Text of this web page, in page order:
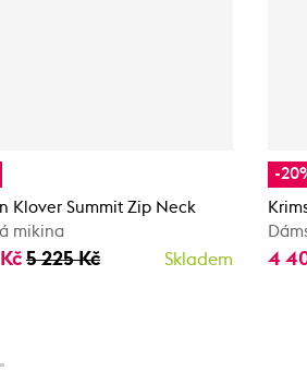
Klover Summit Zip Neck
mikina
5 225 Kč Skladem
-
4